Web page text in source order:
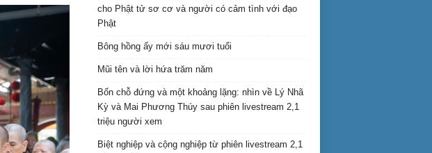
cho Phật tử sơ cơ và người có cảm tình với đạo
Phật
Bông hồng ấy mới sáu mươi tuổi
Mũi tên và lời hứa trăm năm
Bốn chỗ đứng và một khoảng lặng: nhìn về Lý Nhã
Kỳ và Mai Phương Thúy sau phiên livestream 2,1
triệu người xem
Biệt nghiệp và cộng nghiệp từ phiên livestream 2,1